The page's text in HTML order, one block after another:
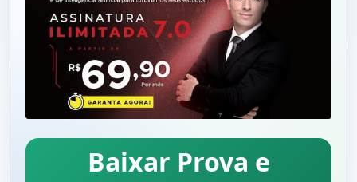
Baixar Prova e